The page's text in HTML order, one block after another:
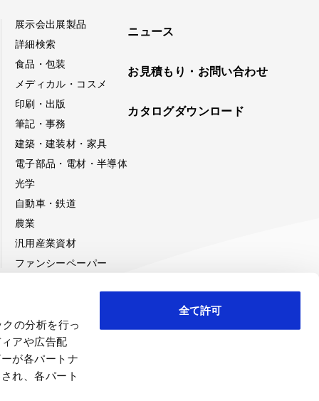
の分析を行っ
アや広告配
が各パートナ
れ、各パート
全て許可
展示会出展製品
詳細検索
食品・包装
メディカル・コスメ
印刷・出版
筆記・事務
建築・建装材・家具
電子部品・電材・半導体
光学
自動車・鉄道
農業
汎用産業資材
ファンシーペーパー
ニュース
お見積もり・お問い合わせ
カタログダウンロード